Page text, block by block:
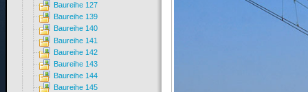
Baureihe 127
Baureihe 139
Baureihe 140
Baureihe 141
Baureihe 142
Baureihe 143
Baureihe 144
Baureihe 145